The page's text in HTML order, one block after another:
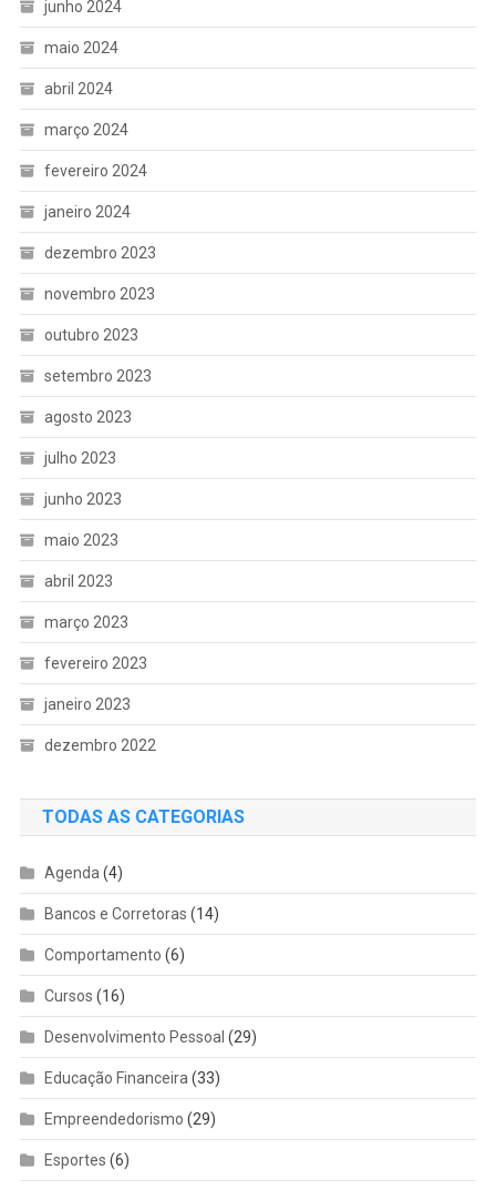
junho 2024
maio 2024
abril 2024
março 2024
fevereiro 2024
janeiro 2024
dezembro 2023
novembro 2023
outubro 2023
setembro 2023
agosto 2023
julho 2023
junho 2023
maio 2023
abril 2023
março 2023
fevereiro 2023
janeiro 2023
dezembro 2022
TODAS AS CATEGORIAS
Agenda (4)
Bancos e Corretoras (14)
Comportamento (6)
Cursos (16)
Desenvolvimento Pessoal (29)
Educação Financeira (33)
Empreendedorismo (29)
Esportes (6)